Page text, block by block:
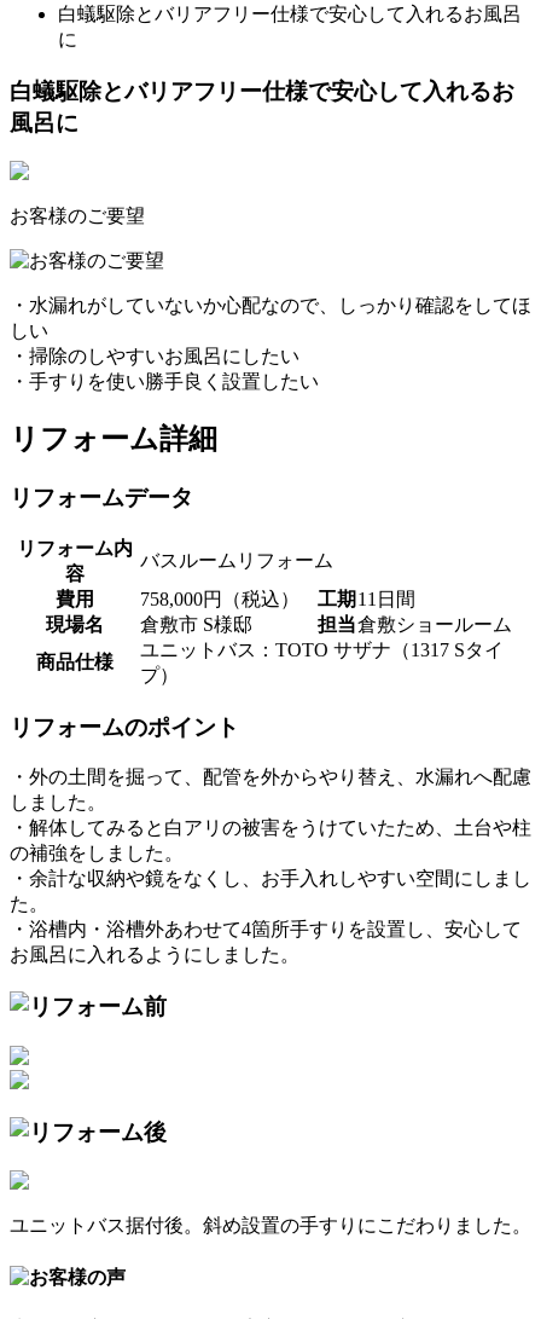
白蟻駆除とバリアフリー仕様で安心して入れるお風呂
に
白蟻駆除とバリアフリー仕様で安心して入れるお
風呂に
お客様のご要望
・水漏れがしていないか心配なので、しっかり確認をしてほ
しい
・掃除のしやすいお風呂にしたい
・手すりを使い勝手良く設置したい
リフォーム詳細
リフォームデータ
リフォーム内
容
バスルームリフォーム
費用
758,000円（税込） 工期 11日間
現場名
倉敷市 S様邸 担当倉敷ショールーム
商品仕様
ユニットバス：TOTO サザナ（1317 Sタイ
プ）
リフォームのポイント
・外の土間を掘って、配管を外からやり替え、水漏れへ配慮
しました。
・解体してみると白アリの被害をうけていたため、土台や柱
の補強をしました。
・余計な収納や鏡をなくし、お手入れしやすい空間にしまし
た。
・浴槽内・浴槽外あわせて4箇所手すりを設置し、安心して
お風呂に入れるようにしました。
ユニットバス据付後。斜め設置の手すりにこだわりました。